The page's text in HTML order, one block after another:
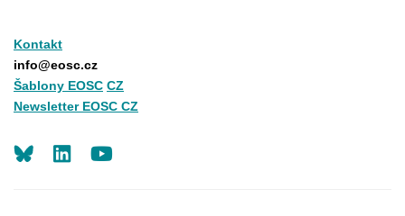
Kontakt
info@eosc.cz
Šablony EOSC CZ
Newsletter EOSC CZ
LinkedIn